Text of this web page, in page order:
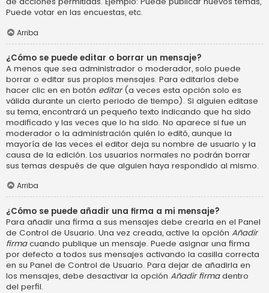
Puede votar en las encuestas, etc.
Arriba
¿Cómo se puede editar o borrar un mensaje?
A menos que sea administrador o moderador, solo puede
borrar o editar sus propios mensajes. Para editarlos debe
hacer clic en en botón editar(a veces esta opción solo es
válida durante un cierto periodo de tiempo). Si alguien editase
su tema, encontrará un pequeño texto indicando que ha sido
modificado y las veces que lo ha sido. No aparece si fue un
moderador o la administración quién lo editó, aunque la
mayoría de las veces el editor deja su nombre de usuario y la
causa de la edición. Los usuarios normales no podrán borrar
sus temas después de que alguien haya respondido al mismo.
Arriba
¿Cómo se puede añadir una firma a mi mensaje?
Para añadir una firma a sus mensajes debe crearla en el Panel
de Control de Usuario. Una vez creada, active la opción Añadir
firmacuando publique un mensaje. Puede asignar una firma
por defecto a todos sus mensajes activando la casilla correcta
en su Panel de Control de Usuario. Para dejar de añadirla en
los mensajes, debe desactivar la opción Añadir firmadentro
del perfil.